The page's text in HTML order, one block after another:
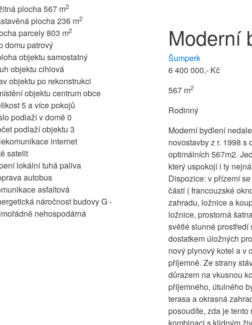
plocha567 m2
plocha236 m2
parcely803 m2
domu patrový
objektu samostatný
objektu cihlová
objektu po rekonstrukci
objektu centrum obce
5 a více pokojů
podlaží v domě0
podlaží objektu 3
internet
satelit
lokální tuhá paliva
autobus
asfaltová
náročnost budovyG -
nehospodárná
Moderní
Šumperk
6 400 000,- Kč
567 m2
Rodinný
Moderní bydlení
novostavby z r. 1998
optimálních 567m2.
který uspokojí i ty
Dispozice: v přízemí
částí ( francouzské
zahradu, ložnice a
ložnice, prostorná
světlé slunné
dostatkem úložných
nový plynový kotel a v
příjemně. Ze strany
důrazem na vkusnou
příjemného, útulného
terasa a okrasná
posoudíte, zda je